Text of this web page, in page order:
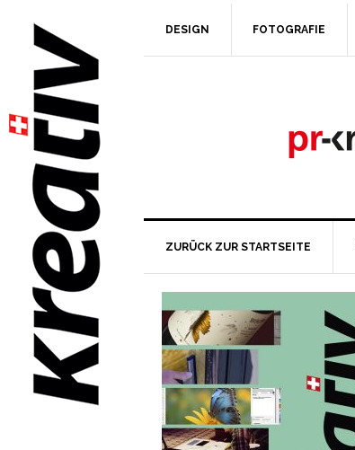
DESIGN FOTOGRAFIE
ZURÜCK ZUR STARTSEITE